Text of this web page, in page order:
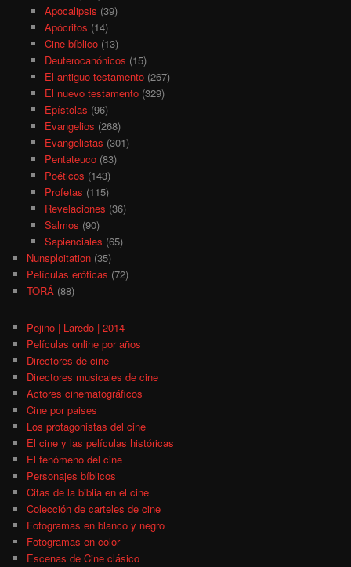
Apocalipsis (39)
Apócrifos (14)
Cine bíblico(13)
Deuterocanónicos (15)
El antiguo testamento(267)
El nuevo testamento(329)
Epístolas (96)
Evangelios (268)
Evangelistas (301)
Pentateuco(83)
Poéticos (143)
Profetas (115)
Revelaciones (36)
Salmos (90)
Sapienciales (65)
Nunsploitation (35)
Películas eróticas (72)
TORÁ (88)
Pejino | Laredo | 2014
Películas online por años
Directores de cine
Directores musicales de cine
Actores cinematográficos
Cine por paises
Los protagonistas del cine
El cine y las películas históricas
El fenómeno del cine
Personajes bíblicos
Citas de la biblia en el cine
Colección de carteles de cine
Fotogramas en blanco y negro
Fotogramas en color
Escenas de Cine clásico